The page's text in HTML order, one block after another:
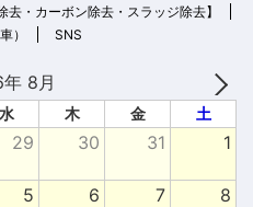
・カーボン除去・スラッジ除去】
）
SNS
8月
水 木 金 土
29 30 31 1
5 6 7 8